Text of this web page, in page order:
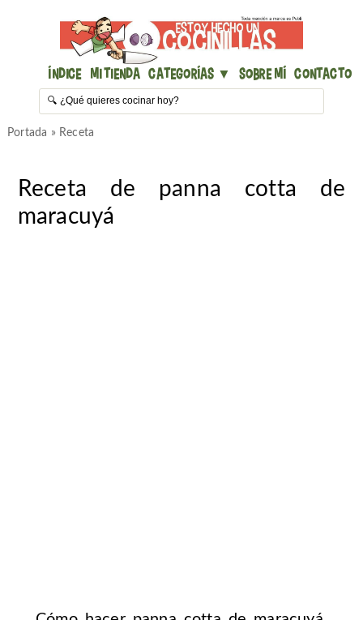
Índice Mi Tienda Categorías ▼ Sobre mí Contacto
Portada » Receta
Receta de panna cotta de
maracuyá